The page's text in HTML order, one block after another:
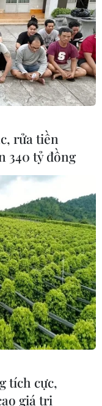
rửa tiền
340 tỷ đồng
tích cực,
giá trị